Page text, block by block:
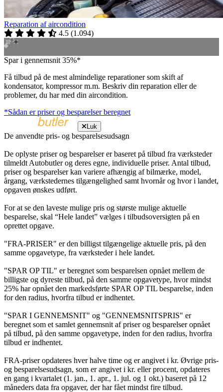
Reparation af aircondition
4.5 (1.094)
Spar i gennemsnit 35%*
Få tilbud på de mest almindelige reparationer som skift af
kondensator, kompressor m.m. Beskriv din reparation eller de
problemer, du har med din aircondition.
*Sådan er priser og besparelser beregnet
Luk
De anvendte pris- og besparelsesudsagn
De oplyste priser og besparelser er baseret på tilbud fra værksteder
tilmeldt Autobutler og deres egne, individuelle priser. Antal tilbud,
priser og besparelser kan variere afhængig af bilmærke, model,
årgang, værkstedernes tilgængelighed samt hvornår og hvor i landet,
opgaven ønskes udført.
For at se den laveste mulige pris og største mulige aktuelle
besparelse, skal “Hele landet” vælges i tilbudsoversigten på en
oprettet opgave.
"FRA-PRISER" er den billigst tilgængelige aktuelle pris, på den
samme opgavetype, fra værksteder i hele landet.
"SPAR OP TIL" er beregnet som besparelsen opnået mellem de
billigste og dyreste tilbud, på den samme opgavetype, hvor mindst
25% har opnået den markedsførte SPAR OP TIL besparelse, inden
for den radius, hvorfra tilbud er indhentet.
"SPAR I GENNEMSNIT" og "GENNEMSNITSPRIS" er
beregnet som et samlet gennemsnit af priser og besparelser opnået
på tilbud, på den samme opgavetype, inden for den radius, hvorfra
tilbud er indhentet.
FRA-priser opdateres hver halve time og er angivet i kr. Øvrige pris-
og besparelsesudsagn, som er angivet i kr. eller procent, opdateres
en gang i kvartalet (1. jan., 1. apr., 1. jul. og 1 okt.) baseret på 12
måneders data fra opgaver, der har fået mindst fire tilbud.